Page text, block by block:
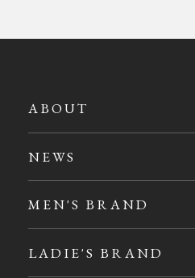
ABOUT
NEWS
MEN'S BRAND
LADIE'S BRAND